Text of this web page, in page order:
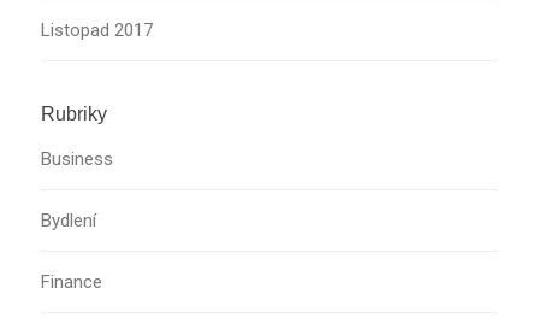
Listopad 2017
Rubriky
Business
Bydlení
Finance